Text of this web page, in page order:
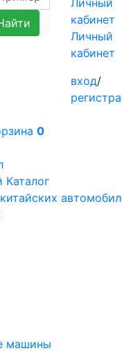
Личный
кабинет
вход/
0
Каталог
машины